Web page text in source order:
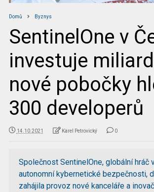
Domů Byznys
SentinelOne v
investuje
nové pobočky
300 developerů
14.10.2021 Karel Petrovický 0
Společnost SentinelOne, globální hráč
autonomní kybernetické bezpečnosti,
zahájila provoz nové kanceláře a